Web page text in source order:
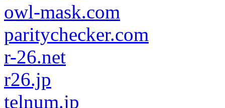
owl-mask.com
paritychecker.com
r-26.net
r26.jp
telnum.jp